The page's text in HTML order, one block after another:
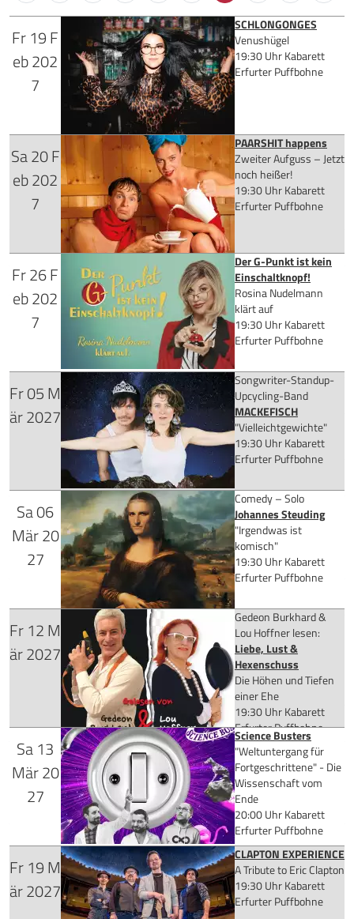
Fr19F
eb202
7
SCHLONGONGES
Venushügel
19:30 Uhr Kabarett
Erfurter Puffbohne
für 35,50 €
Mehr Infos
Tickets kaufen
Sa20F
eb202
7
PAARSHIT happens
Zweiter Aufguss – Jetzt
noch heißer!
19:30 Uhr Kabarett
Erfurter Puffbohne
für 28,90 €
Mehr Infos
Tickets kaufen
Fr26F
eb202
7
Der G-Punkt ist kein
Einschaltknopf!
Rosina Nudelmann
klärt auf
19:30 Uhr Kabarett
Erfurter Puffbohne
für 28,90 €
Mehr Infos
Tickets kaufen
Fr05M
är2027
Songwriter-Standup-
Upcycling-Band
MACKEFISCH
"Vielleichtgewichte"
19:30 Uhr Kabarett
Erfurter Puffbohne
für 26,90 €
Mehr Infos
Tickets kaufen
Sa06
Mär20
27
Comedy – Solo
Johannes Steuding
"Irgendwas ist
komisch"
19:30 Uhr Kabarett
Erfurter Puffbohne
für 25,90 €
Mehr Infos
Tickets kaufen
Fr12M
är2027
Gedeon Burkhard &
Lou Hoffner lesen:
Liebe, Lust &
Hexenschuss
Die Höhen und Tiefen
einer Ehe
19:30 Uhr Kabarett
Erfurter Puffbohne
für 29,90 €
Mehr Infos
Tickets kaufen
Sa13
Mär20
27
Science Busters
"Weltuntergang für
Fortgeschrittene" - Die
Wissenschaft vom
Ende
20:00 Uhr Kabarett
Erfurter Puffbohne
für 35,75 €
Fr19M
är2027
CLAPTON EXPERIENCE
A Tribute to Eric Clapton
19:30 Uhr Kabarett
Erfurter Puffbohne